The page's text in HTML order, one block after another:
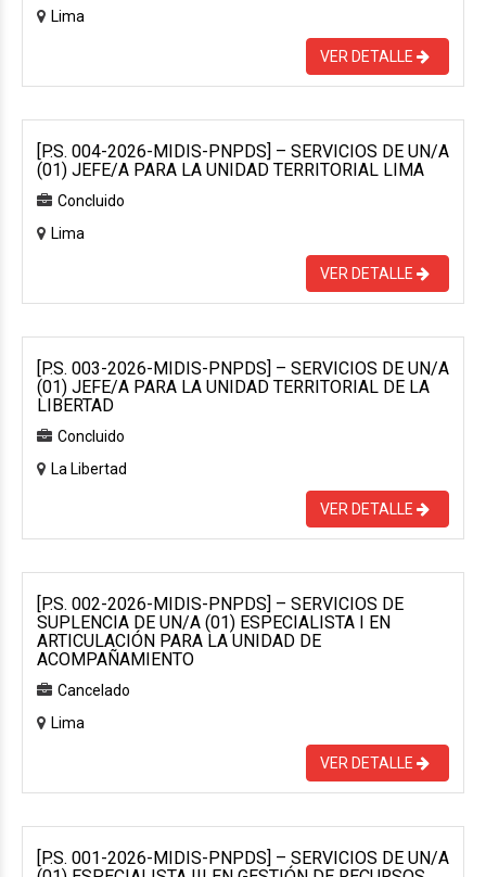
Lima
VER DETALLE
[P.S. 004-2026-MIDIS-PNPDS] – SERVICIOS DE UN/A
(01) JEFE/A PARA LA UNIDAD TERRITORIAL LIMA
Concluido
Lima
VER DETALLE
[P.S. 003-2026-MIDIS-PNPDS] – SERVICIOS DE UN/A
(01) JEFE/A PARA LA UNIDAD TERRITORIAL DE LA
LIBERTAD
Concluido
La Libertad
VER DETALLE
[P.S. 002-2026-MIDIS-PNPDS] – SERVICIOS DE
SUPLENCIA DE UN/A (01) ESPECIALISTA I EN
ARTICULACIÓN PARA LA UNIDAD DE
ACOMPAÑAMIENTO
Cancelado
Lima
VER DETALLE
[P.S. 001-2026-MIDIS-PNPDS] – SERVICIOS DE UN/A